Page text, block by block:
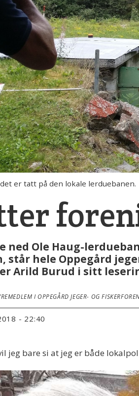
er tatt på den lokale lerduebanen.
ned Ole Haug-
står hele Oppegård
Arild Burud i sitt
I OPPEGÅRD JEGER- OG
- 22:40
jeg bare si at jeg er både